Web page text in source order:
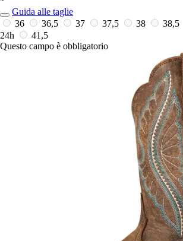
Guida alle taglie
36
36,5 37 37,5 38 38,5
24h
41,5
Questo campo è obbligatorio